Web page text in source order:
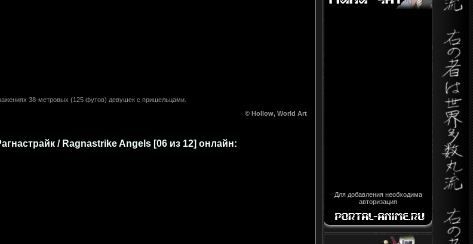
38-метровых (125 футов) девушек с пришельцами.
© Hollow, World Art
/ Ragnastrike Angels [06 из 12] онлайн:
Для добавления необходима
авторизация